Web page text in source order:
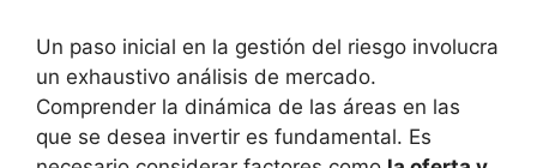
Un paso inicial ⁢en la gestión del riesgo involucra
un exhaustivo análisis de mercado.
Comprender la dinámica de las áreas en las
que se desea invertir es ‌fundamental. Es